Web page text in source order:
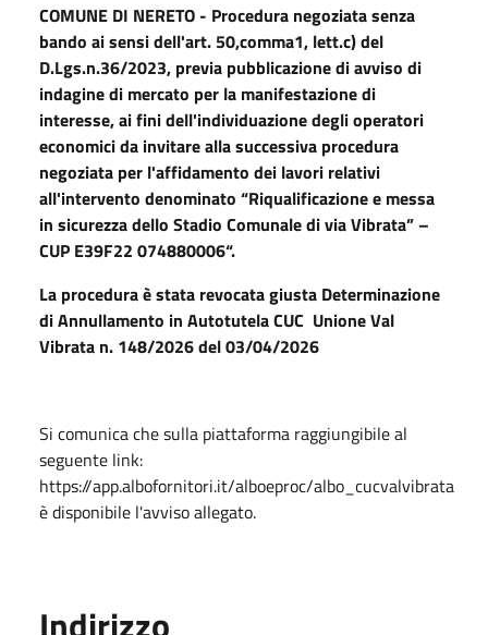
COMUNE DI NERETO - Procedura negoziata senza
bando ai sensi dell'art. 50,comma1, lett.c) del
D.Lgs.n.36/2023, previa pubblicazione di avviso di
indagine di mercato per la manifestazione di
interesse, ai fini dell'individuazione degli operatori
economici da invitare alla successiva procedura
negoziata per l'affidamento dei lavori relativi
all'intervento denominato “Riqualificazione e messa
in sicurezza dello Stadio Comunale di via Vibrata” –
CUP E39F22 074880006“.
La procedura è stata revocata giusta Determinazione
di Annullamento in Autotutela CUC Unione Val
Vibrata n. 148/2026 del 03/04/2026
Si comunica che sulla piattaforma raggiungibile al
seguente link:
https://app.albofornitori.it/alboeproc/albo_cucvalvibrata
è disponibile l'avviso allegato.